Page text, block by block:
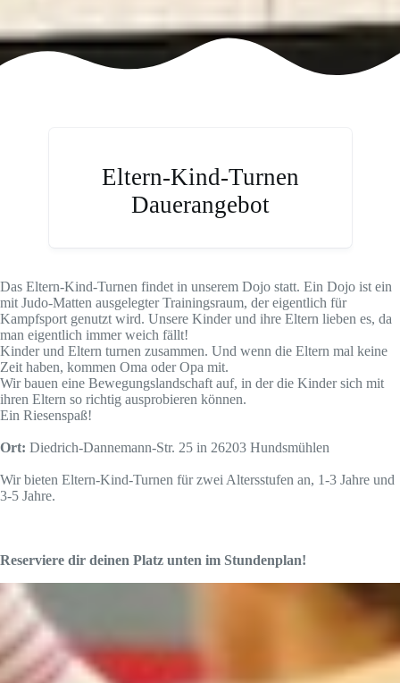
Eltern-Kind-Turnen
Dauerangebot
Das Eltern-Kind-Turnen findet in unserem Dojo statt. Ein Dojo ist ein
mit Judo-Matten ausgelegter Trainingsraum, der eigentlich für
Kampfsport genutzt wird. Unsere Kinder und ihre Eltern lieben es, da
man eigentlich immer weich fällt!
Kinder und Eltern turnen zusammen. Und wenn die Eltern mal keine
Zeit haben, kommen Oma oder Opa mit.
Wir bauen eine Bewegungslandschaft auf, in der die Kinder sich mit
ihren Eltern so richtig ausprobieren können.
Ein Riesenspaß!
Ort: Diedrich-Dannemann-Str. 25 in 26203 Hundsmühlen
Wir bieten Eltern-Kind-Turnen für zwei Altersstufen an, 1-3 Jahre und
3-5 Jahre.
Reserviere dir deinen Platz unten im Stundenplan!